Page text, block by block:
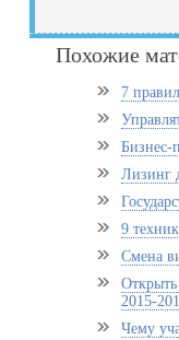
Похожие
7
Бизнес-
Лизинг
9
Смена
2015-
Чему